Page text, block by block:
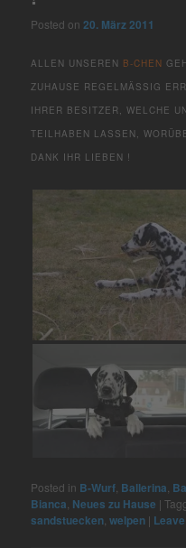
Posted on20. März 2011
ALLEN UNSEREN B-CHEN
ZUHAUSE REGELMÄSSIG
HRER BESITZER, WELCHE
EILHABEN LASSEN,
ANK IHR LIEBEN !
Posted in B-Wurf Ballerina
Bianca Neues zu Hause |
sandstuecken ,welpen |